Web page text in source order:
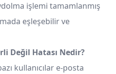
işlemi tamamlanmış
eşleşebilir ve
Değil Hatası Nedir?
kullanıcılar e-posta